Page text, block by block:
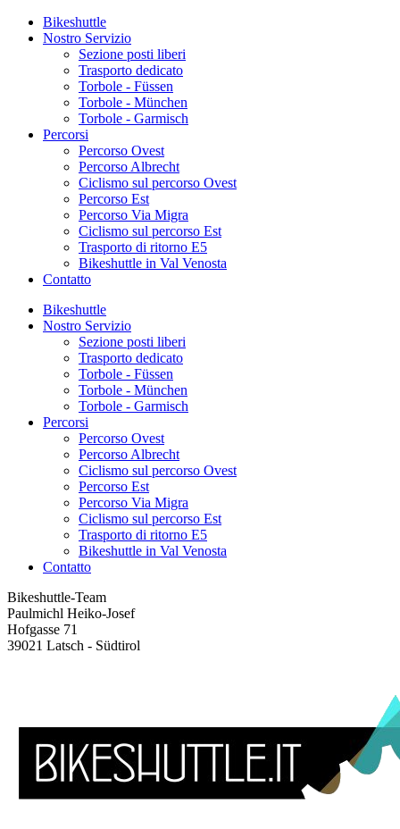
Bikeshuttle
Nostro Servizio
Sezione posti liberi
Trasporto dedicato
Torbole - Füssen
Torbole - München
Torbole - Garmisch
Percorsi
Percorso Ovest
Percorso Albrecht
Ciclismo sul percorso Ovest
Percorso Est
Percorso Via Migra
Ciclismo sul percorso Est
Trasporto di ritorno E5
Bikeshuttle in Val Venosta
Contatto
Bikeshuttle
Nostro Servizio
Sezione posti liberi
Trasporto dedicato
Torbole - Füssen
Torbole - München
Torbole - Garmisch
Percorsi
Percorso Ovest
Percorso Albrecht
Ciclismo sul percorso Ovest
Percorso Est
Percorso Via Migra
Ciclismo sul percorso Est
Trasporto di ritorno E5
Bikeshuttle in Val Venosta
Contatto
Bikeshuttle-Team
Paulmichl Heiko-Josef
Hofgasse 71
39021 Latsch - Südtirol